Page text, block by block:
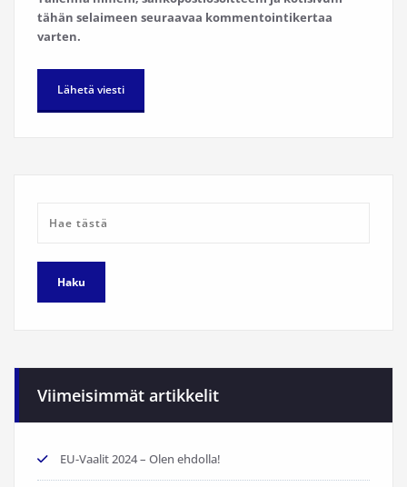
tähän selaimeen seuraavaa kommentointikertaa
varten.
Viimeisimmät artikkelit
EU-Vaalit 2024 – Olen ehdolla!